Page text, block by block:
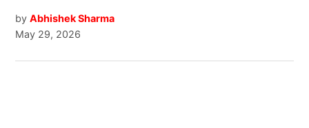
by Abhishek Sharma
May 29, 2026